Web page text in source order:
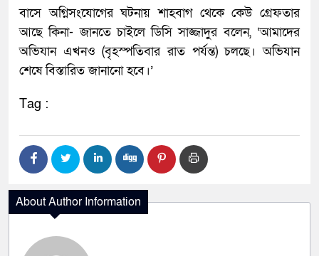
বাসে অগ্নিসংযোগের ঘটনায় শাহবাগ থেকে কেউ গ্রেফতার
আছে কিনা- জানতে চাইলে ডিসি সাজ্জাদুর বলেন, ‘আমাদের
অভিযান এখনও (বৃহস্পতিবার রাত পর্যন্ত) চলছে। অভিযান
শেষে বিস্তারিত জানানো হবে।’
Tag :
About Author Information